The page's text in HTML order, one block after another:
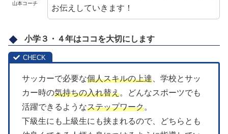
山本コーチ
お伝えしていきます！
小学３・４年はココを大切にします
サッカーで必要な個人スキルの上達 、学校とサッ
カー時の気持ちの入れ替え。どんなスポーツでも
活躍できるようなステップワーク。
下級生にも上級生にも挟まれるので、どちらとも